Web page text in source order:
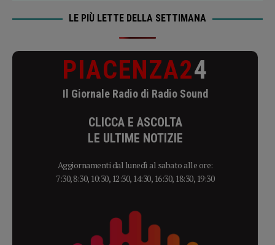
LE PIÙ LETTE DELLA SETTIMANA
PIACENZA24
Il Giornale Radio di Radio Sound
CLICCA E ASCOLTA
LE ULTIME NOTIZIE
Aggiornamenti dal lunedì al sabato alle ore:
7:30, 8:30, 10:30, 12:30, 14:30, 16:30, 18:30, 19:30